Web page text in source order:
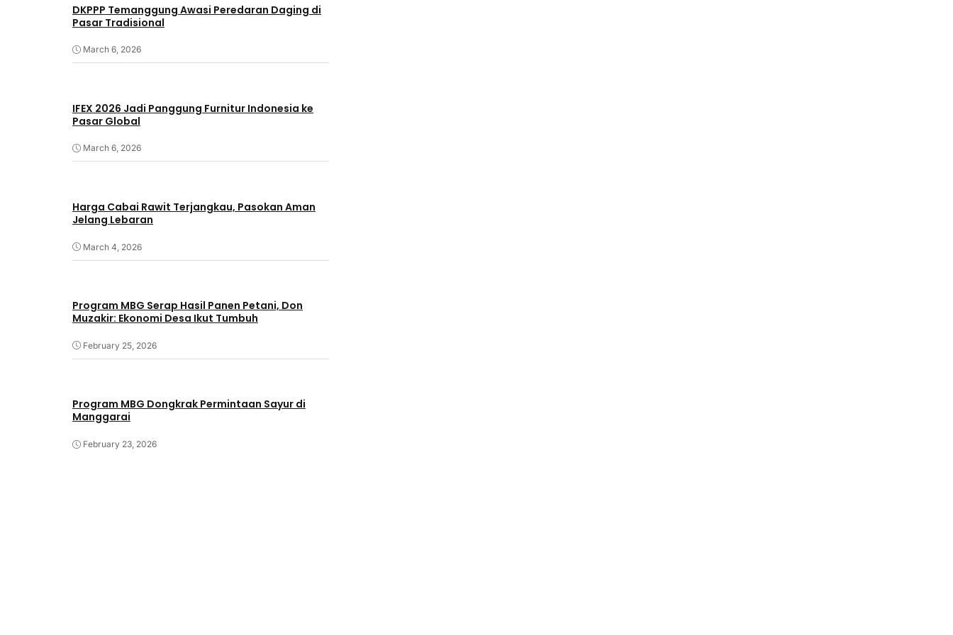
DKPPP Temanggung Awasi Peredaran Daging di
Pasar Tradisional
March 6, 2026
IFEX 2026 Jadi Panggung Furnitur Indonesia ke
Pasar Global
March 6, 2026
Harga Cabai Rawit Terjangkau, Pasokan Aman
Jelang Lebaran
March 4, 2026
Program MBG Serap Hasil Panen Petani, Don
Muzakir: Ekonomi Desa Ikut Tumbuh
February 25, 2026
Program MBG Dongkrak Permintaan Sayur di
Manggarai
February 23, 2026